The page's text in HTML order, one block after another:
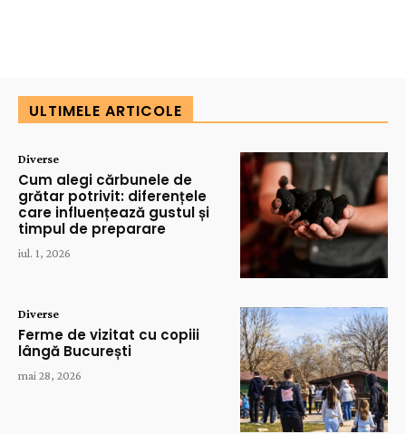
ULTIMELE ARTICOLE
Diverse
Cum alegi cărbunele de
grătar potrivit: diferențele
care influențează gustul și
timpul de preparare
iul. 1, 2026
Diverse
Ferme de vizitat cu copiii
lângă București
mai 28, 2026